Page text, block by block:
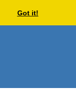
Got it!